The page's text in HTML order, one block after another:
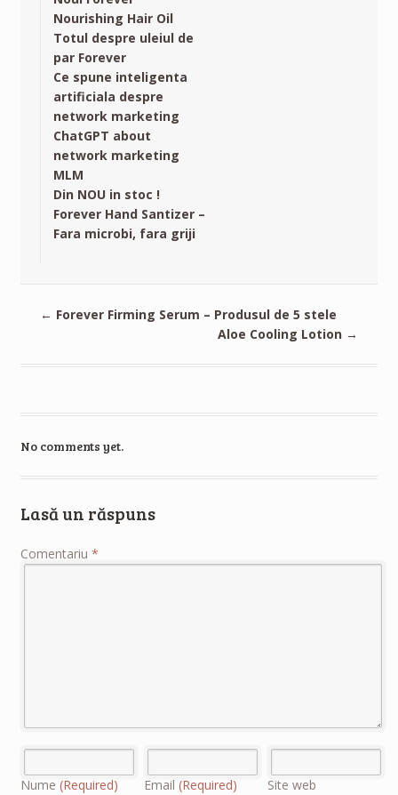
Nourishing Hair Oil
Totul despre uleiul de
par Forever
Ce spune inteligenta
artificiala despre
network marketing
ChatGPT about
network marketing
MLM
Din NOU in stoc !
Forever Hand Santizer –
Fara microbi, fara griji
← Forever Firming Serum – Produsul de 5 stele
Aloe Cooling Lotion →
No comments yet.
Lasă un răspuns
Comentariu *
Nume (Required) Email (Required) Site web